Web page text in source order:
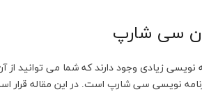
سی شارپ
نویسی زیادی وجود دارند که شما می توانید
نویسی سی شارپ است. در این مقاله قرار